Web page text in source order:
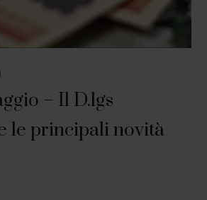
– Il D.lgs
le principali novità